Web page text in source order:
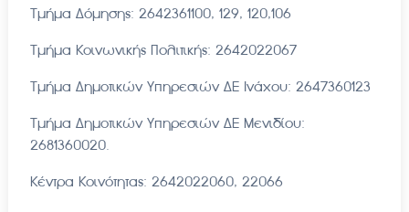
Τμήμα Δόμησης: 2642361100, 129, 120,106
Τμήμα Κοινωνικής Πολιτικής: 2642022067
Τμήμα Δημοτικών Υπηρεσιών ΔΕ Ινάχου: 2647360123
Τμήμα Δημοτικών Υπηρεσιών ΔΕ Μενιδίου:
2681360020.
Κέντρα Κοινότητας: 2642022060, 22066